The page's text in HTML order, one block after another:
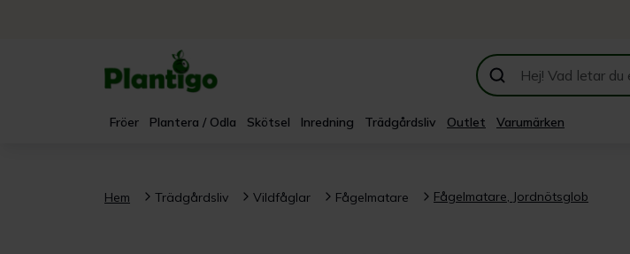
Fröer Plantera / Odla Skötsel Inredning Trädgårdsliv Outlet Varumärken
Hem Trädgårdsliv Vildfåglar Fågelmatare Fågelmatare, Jordnötsglob